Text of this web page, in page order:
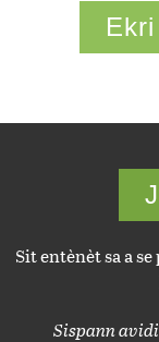
Sit entènèt sa a
Sispann